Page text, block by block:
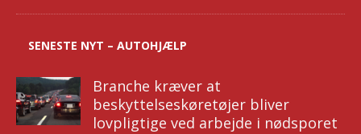
SENESTE NYT – AUTOHJÆLP
Branche kræver at
beskyttelseskøretøjer bliver
lovpligtige ved arbejde i nødsporet